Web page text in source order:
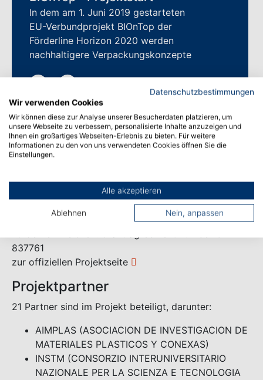
In dem am 1. Juni 2019 gestarteten
EU-Verbundprojekt BIOnTop der
Förderline Horizon 2020 werden
nachhaltigere Verpackungskonzepte
zur EU-Projektseite
Öffentliches Projekt | EU-H2020
Förderprogramm
Programm: HORIZON 2020
Förderlinie: H2020-BBI-JTI-2018
837761
zur offiziellen Projektseite
Projektpartner
21 Partner sind im Projekt beteiligt, darunter:
AIMPLAS (ASOCIACION DE INVESTIGACION DE
MATERIALES PLASTICOS Y CONEXAS)
INSTM (CONSORZIO INTERUNIVERSITARIO
NAZIONALE PER LA SCIENZA E TECNOLOGIA
Datenschutzbestimmungen
Wir verwenden Cookies
Wir können diese zur Analyse unserer Besucherdaten platzieren, um
unsere Webseite zu verbessern, personalisierte Inhalte anzuzeigen und
Ihnen ein großartiges Webseiten-Erlebnis zu bieten. Für weitere
Informationen zu den von uns verwendeten Cookies öffnen Sie die
Einstellungen.
Alle akzeptieren
Ablehnen Nein, anpassen